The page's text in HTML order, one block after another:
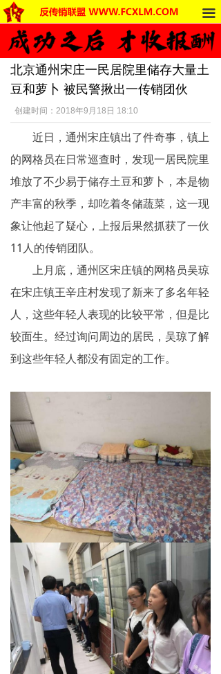
끀
首页
法律法规
反传销动态
受害者讲述
反传销杂谈
死人事件
传销的种类
南派传销
北派传销
精神传销
求助专区
大学生专栏
传销骗术
相关处罚
传销案例
违规直销
涉传公司
专家论点
揭秘传销
直销与传销详解
北京通州宋庄一民居院里储存大量土
豆和萝卜 被民警揪出一传销团伙
创建时间： 2018年9月18日 18:10
近日，通州宋庄镇出了件奇事，镇上
的网格员在日常巡查时，发现一居民院里
堆放了不少易于储存土豆和萝卜，本是物
产丰富的秋季，却吃着冬储蔬菜，这一现
象让他起了疑心，上报后果然抓获了一伙
11人的传销团队。
上月底，通州区宋庄镇的网格员吴琼
在宋庄镇王辛庄村发现了新来了多名年轻
人，这些年轻人表现的比较平常，但是比
较面生。经过询问周边的居民，吴琼了解
到这些年轻人都没有固定的工作。